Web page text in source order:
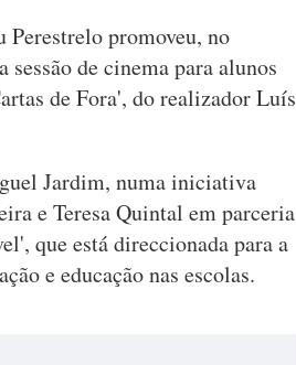
promoveu, no
de cinema para alunos
de Fora', do realizador Luís
Jardim, numa iniciativa
e Teresa Quintal em parceria
que está direccionada para a
e educação nas escolas.